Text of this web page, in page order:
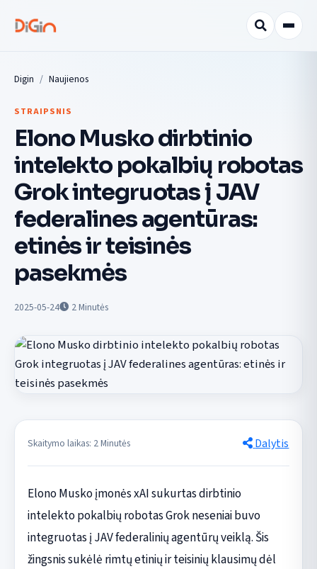
Digin Naujienos
STRAIPSNIS
Elono Musko dirbtinio
intelekto pokalbių robotas
Grok integruotas į JAV
federalines agentūras:
etinės ir teisinės
pasekmės
2025-05-24 2Minutės
Skaitymo laikas: 2 Minutės Dalytis
Elono Musko įmonės xAI sukurtas dirbtinio
intelekto pokalbių robotas Grok neseniai buvo
integruotas į JAV federalinių agentūrų veiklą. Šis
žingsnis sukėlė rimtų etinių ir teisinių klausimų dėl